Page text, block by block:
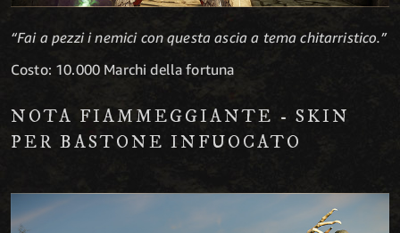
“Fai a pezzi i nemici con questa ascia a tema chitarristico.”
Costo: 10.000 Marchi della fortuna
NOTA FIAMMEGGIANTE - SKIN
PER BASTONE INFUOCATO